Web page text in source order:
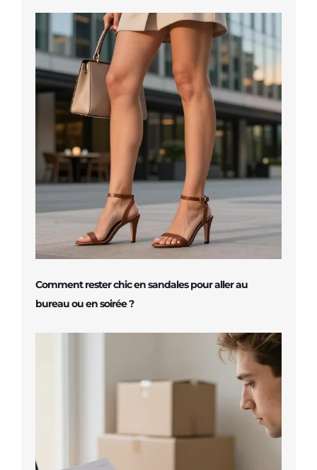
Comment rester chic en sandales pour aller au
bureau ou en soirée ?